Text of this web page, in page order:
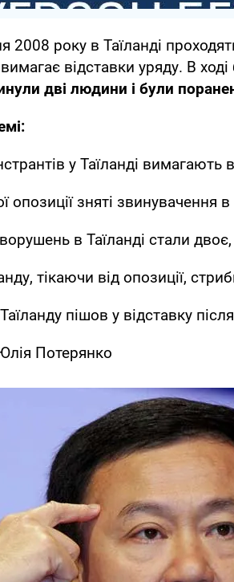
2008 року в Таїланді
вимагає відставки уряду. В
дві людини і були
у Таїланді вимагають
опозиції зняті звинувачення в
в Таїланді стали
тікаючи від опозиції,
пішов у відставку
Потерянко